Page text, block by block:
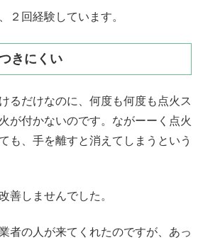
２回経験しています。
きにくい
るだけなのに、何度も何度も点火ス
が付かないのです。ながーーく点火
も、手を離すと消えてしまうという
善しませんでした。
者の人が来てくれたのですが、あっ